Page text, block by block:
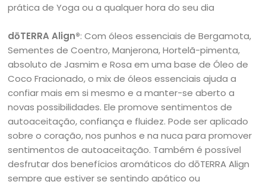
prática de Yoga ou a qualquer hora do seu dia
dōTERRA Align®: Com óleos essenciais de Bergamota,
Sementes de Coentro, Manjerona, Hortelã-pimenta,
absoluto de Jasmim e Rosa em uma base de Óleo de
Coco Fracionado, o mix de óleos essenciais ajuda a
confiar mais em si mesmo e a manter-se aberto a
novas possibilidades. Ele promove sentimentos de
autoaceitação, confiança e fluidez. Pode ser aplicado
sobre o coração, nos punhos e na nuca para promover
sentimentos de autoaceitação. Também é possível
desfrutar dos benefícios aromáticos do dōTERRA Align
sempre que estiver se sentindo apático ou